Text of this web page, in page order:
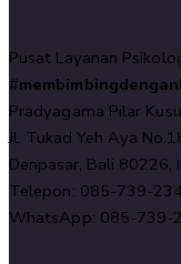
Pusat Layanan
#
Pradyagama Pilar
Jl. Tukad Yeh Aya
Denpasar, Bali 80226,
Telepon: 085-739-
WhatsApp: 085-739-